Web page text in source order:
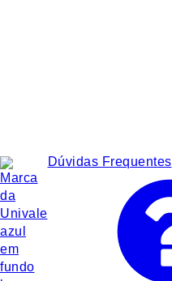
Dúvidas Frequentes